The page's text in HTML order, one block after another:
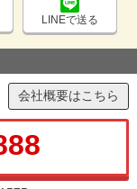
LINEで送る
会社概要はこちら